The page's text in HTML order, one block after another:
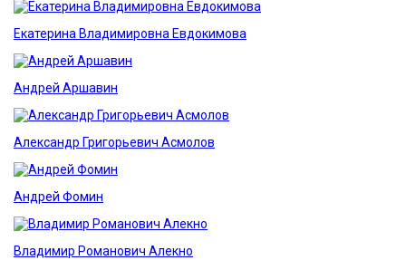
Екатерина Владимировна Евдокимова
Андрей Аршавин
Александр Григорьевич Асмолов
Андрей Фомин
Владимир Романович Алекно